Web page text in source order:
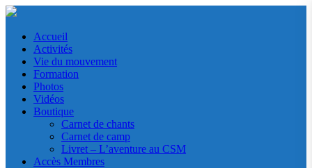
Accueil
Activités
Vie du mouvement
Formation
Photos
Vidéos
Boutique
Carnet de chants
Carnet de camp
Livret – L’aventure au CSM
Accès Membres